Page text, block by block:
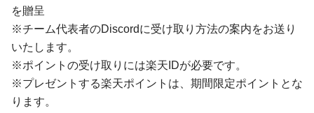
を贈呈
※チーム代表者のDiscordに受け取り方法の案内をお送り
いたします。
※ポイントの受け取りには楽天IDが必要です。
※プレゼントする楽天ポイントは、期間限定ポイントとな
ります。